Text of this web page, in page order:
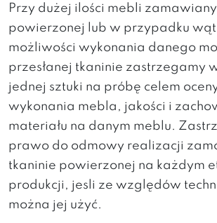
Przy dużej ilości mebli
powierzonej lub w przypadku
możliwości wykonania danego
przesłanej tkaninie zastrzegamy
jednej sztuki na próbę celem
wykonania mebla, jakości i
materiału na danym meblu.
prawo do odmowy realizacji
tkaninie powierzonej na każdym
produkcji, jesli ze względów
można jej użyć.